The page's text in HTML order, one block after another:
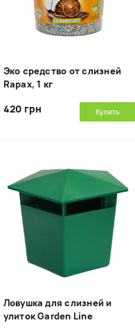
Эко средство от слизней
Rapax, 1 кг
420 грн Купить
Ловушка для слизней и
улиток Garden Line